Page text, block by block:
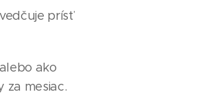
prísť
ako
za mesiac.